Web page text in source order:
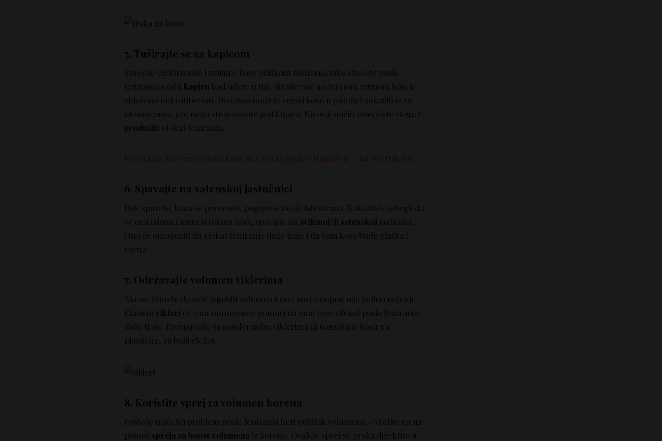
5. Tuširajte se sa kapicom
Sprečite elektrisanje i uvijanje kose prilikom tuširanja tako što ćete posle
feniranja nositi kapicu kad uđete u tuš. Birajte one sa čvrstom gumom koja je
obložena mikrofiberom. Dodatno možete vezati kosu u punđu i zakačiti je sa
ukosnicama, pre nego što je stavite pod kapicu. Na ovaj način izbećićete vlagu i
produžiti efekat feniranja.
Povezano: Savršeno ravna kosa BEZ fena i pegle? Moguće je – uz ove trikove!
6. Spavajte na satenskoj jastučnici
Dok spavate, kosa se poremeti, pogotovo ako je isfenirana. Kako biste izbegli da
se ona izlomi i zamrsi tokom noći, spavajte na svilenoj ili satenskoj jastičnici.
Ona će omogućiti da efekat feniranje duže traje i da vam kosa bude glatka i
ravna.
7. Održavajte volumen viklerima
Ako se brinete da ćete izgubiti volumen kose, suvi šampon nije jedino rešenje.
Klasični vikleri će vam umnogome pomoći da onaj wow efekat posle feniranja
duže traje. Prespavajte sa sunđerastim viklerima ili namotajte kosu na
plastične, za bolji efekat.
8. Koristite sprej za volumen korena
Pošto je najčešći problem posle feniranja brzi gubitak volumena – vratite ga uz
pomoć spreja za boost volumena iz korena. Ovakav sprej se prska direktno u